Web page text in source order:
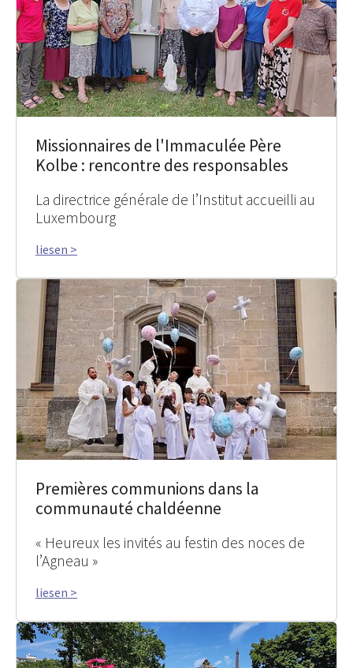
Missionnaires de l'Immaculée Père
Kolbe : rencontre des responsables
La directrice générale de l’Institut accueilli au
Luxembourg
liesen >
Premières communions dans la
communauté chaldéenne
« Heureux les invités au festin des noces de
l’Agneau »
liesen >